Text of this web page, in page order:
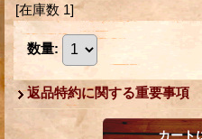
[在庫数 1]
数量:
返品特約に関する重要事項